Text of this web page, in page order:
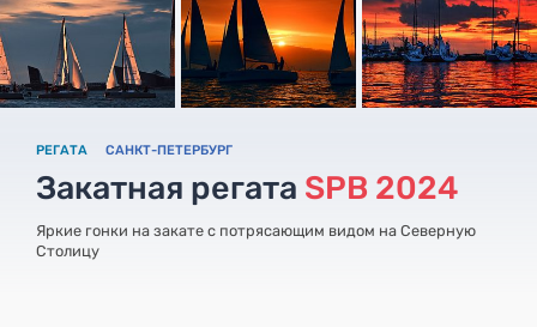
РЕГАТА САНКТ-ПЕТЕРБУРГ
Закатная регата SPB 2024
Яркие гонки на закате с потрясающим видом на Северную
Столицу